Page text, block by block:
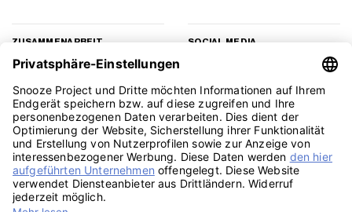
ZUSAMMENARBEIT
Geschäftskunden
Presse
Affiliate Marketing
SOCIAL MEDIA
TikTok
YouTube
Pinterest
LinkedIn